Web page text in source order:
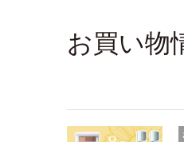
お買い物